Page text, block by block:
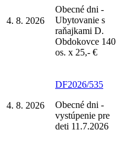
4. 8. 2026
Obecné dni -
Ubytovanie s
raňajkami D.
Obdokovce 140
os. x 25,- €
4. 8. 2026
DF2026/535
Obecné dni -
vystúpenie pre
deti 11.7.2026